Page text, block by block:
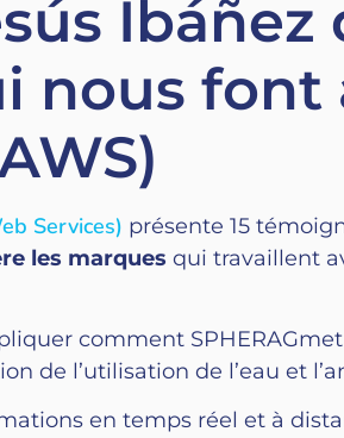
Ibáñez
nous font
Services) présente 15
les marques qui travaillent
comment
de l’utilisation de l’eau et
en temps réel et à